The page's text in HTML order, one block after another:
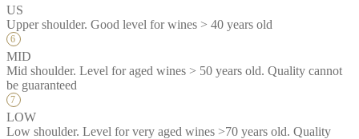
US
Upper shoulder. Good level for wines > 40 years old
MID
Mid shoulder. Level for aged wines > 50 years old. Quality cannot
be guaranteed
LOW
Low shoulder. Level for very aged wines >70 years old. Quality